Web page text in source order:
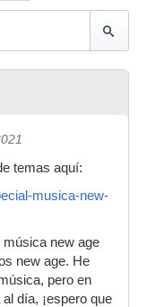
temas aquí:
musica-new-
música new age
new age. He
pero en
día, ¡espero que